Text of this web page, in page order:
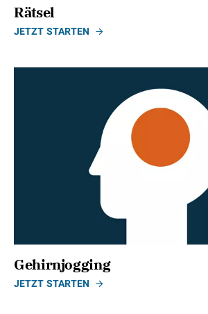
Rätsel
JETZT STARTEN
Gehirnjogging
JETZT STARTEN